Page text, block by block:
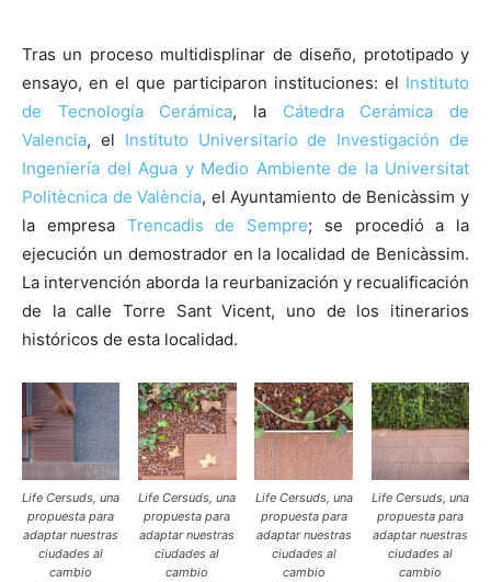
Tras un proceso multidisplinar de diseño, prototipado y
ensayo, en el que participaron instituciones: el Instituto
de Tecnología Cerámica, la Cátedra Cerámica de
Valencia, el Instituto Universitario de Investigación de
Ingeniería del Agua y Medio Ambiente de la Universitat
Politècnica de València, el Ayuntamiento de Benicàssim y
la empresa Trencadis de Sempre; se procedió a la
ejecución un demostrador en la localidad de Benicàssim.
La intervención aborda la reurbanización y recualificación
de la calle Torre Sant Vicent, uno de los itinerarios
históricos de esta localidad.
Life Cersuds, una
propuesta para
adaptar nuestras
ciudades al
cambio
Life Cersuds, una
propuesta para
adaptar nuestras
ciudades al
cambio
Life Cersuds, una
propuesta para
adaptar nuestras
ciudades al
cambio
Life Cersuds, una
propuesta para
adaptar nuestras
ciudades al
cambio